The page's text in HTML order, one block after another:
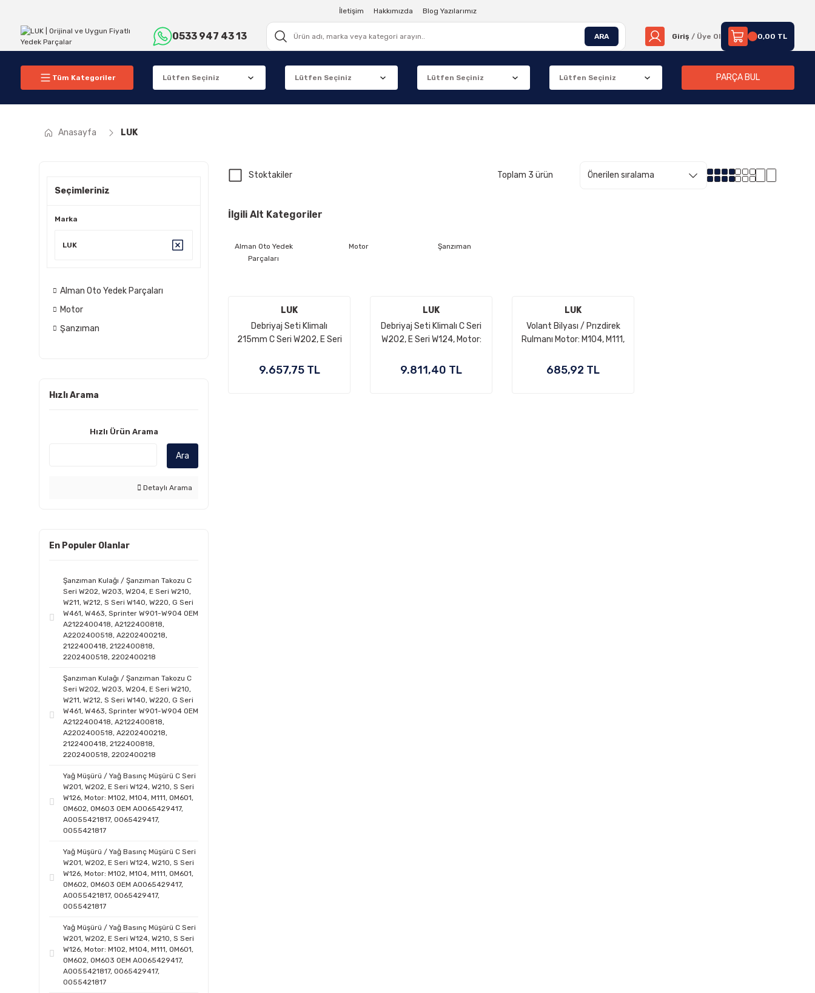
İletişim Hakkımızda Blog Yazılarımız
0533 947 43 13 ARA Giriş / Üye Ol 0,00 TL
Tüm Kategoriler PARÇA BUL
Anasayfa LUK
Seçimleriniz
Marka
LUK
Alman Oto Yedek Parçaları
Motor
Şanzıman
Hızlı Arama
Hızlı Ürün Arama
Ara
Detaylı Arama
En Populer Olanlar
Şanzıman Kulağı / Şanzıman Takozu C
Seri W202, W203, W204, E Seri W210,
W211, W212, S Seri W140, W220, G Seri
W461, W463, Sprinter W901-W904 OEM
A2122400418, A2122400818,
A2202400518, A2202400218,
2122400418, 2122400818,
2202400518, 2202400218
Şanzıman Kulağı / Şanzıman Takozu C
Seri W202, W203, W204, E Seri W210,
W211, W212, S Seri W140, W220, G Seri
W461, W463, Sprinter W901-W904 OEM
A2122400418, A2122400818,
A2202400518, A2202400218,
2122400418, 2122400818,
2202400518, 2202400218
Yağ Müşürü / Yağ Basınç Müşürü C Seri
W201, W202, E Seri W124, W210, S Seri
W126, Motor: M102, M104, M111, OM601,
OM602, OM603 OEM A0065429417,
A0055421817, 0065429417,
0055421817
Yağ Müşürü / Yağ Basınç Müşürü C Seri
W201, W202, E Seri W124, W210, S Seri
W126, Motor: M102, M104, M111, OM601,
OM602, OM603 OEM A0065429417,
A0055421817, 0065429417,
0055421817
Yağ Müşürü / Yağ Basınç Müşürü C Seri
W201, W202, E Seri W124, W210, S Seri
W126, Motor: M102, M104, M111, OM601,
OM602, OM603 OEM A0065429417,
A0055421817, 0065429417,
0055421817
Stoktakiler Toplam 3 ürün
İlgili Alt Kategoriler
Alman Oto Yedek
Parçaları
Motor Şanzıman
LUK
Debriyaj Seti Klimalı
215mm C Seri W202, E Seri
A0062503504,
9.657,75 TL
LUK
Debriyaj Seti Klimalı C Seri
W202, E Seri W124, Motor:
A0062501104,
9.811,40 TL
LUK
Volant Bilyası / Prızdirek
Rulmanı Motor: M104, M111,
OM611, OM612, OM613 OEM
685,92 TL